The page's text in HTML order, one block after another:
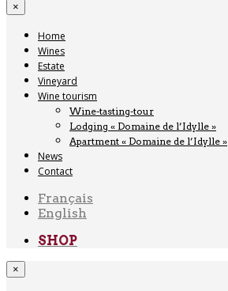
×
Home
Wines
Estate
Vineyard
Wine tourism
Wine-tasting-tour
Lodging « Domaine de l’Idylle »
Apartment « Domaine de l’Idylle »
News
Contact
Français
English
SHOP
×